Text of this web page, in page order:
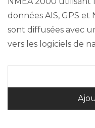
données AIS, GPS
sont diffusées avec
vers les logiciels de